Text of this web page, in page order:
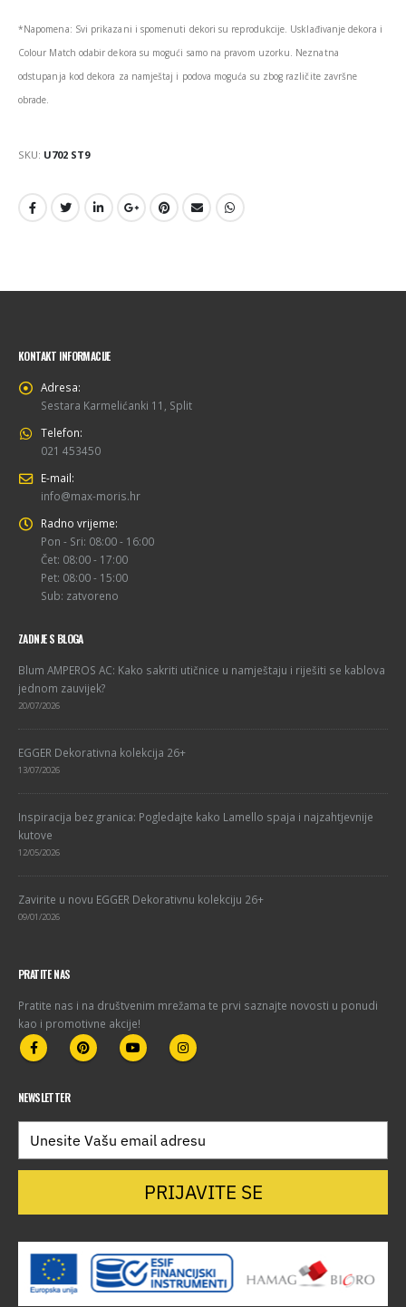
*Napomena: Svi prikazani i spomenuti dekori su reprodukcije. Usklađivanje dekora i
Colour Match odabir dekora su mogući samo na pravom uzorku. Neznatna
odstupanja kod dekora za namještaj i podova moguća su zbog različite završne
obrade.
SKU: U702 ST9
KONTAKT INFORMACIJE
Adresa:
Sestara Karmelićanki 11, Split
Telefon:
021 453450
E-mail:
info@max-moris.hr
Radno vrijeme:
Pon - Sri: 08:00 - 16:00
Čet: 08:00 - 17:00
Pet: 08:00 - 15:00
Sub: zatvoreno
ZADNJE S BLOGA
Blum AMPEROS AC: Kako sakriti utičnice u namještaju i riješiti se kablova
jednom zauvijek?
20/07/2026
EGGER Dekorativna kolekcija 26+
13/07/2026
Inspiracija bez granica: Pogledajte kako Lamello spaja i najzahtjevnije
kutove
12/05/2026
Zavirite u novu EGGER Dekorativnu kolekciju 26+
09/01/2026
PRATITE NAS
Pratite nas i na društvenim mrežama te prvi saznajte novosti u ponudi
kao i promotivne akcije!
NEWSLETTER
PRIJAVITE SE